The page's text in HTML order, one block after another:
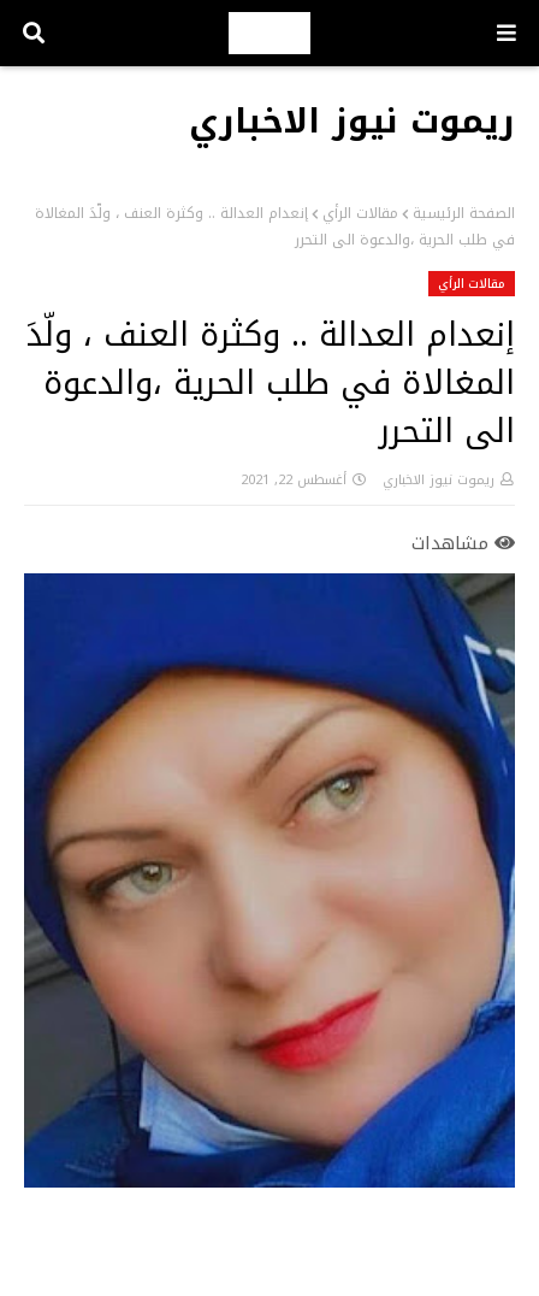
ريموت نيوز الاخباري
الصفحة الرئيسية مقالات الرأي إنعدام العدالة .. وكثرة العنف ، ولّدَ المغالاة
في طلب الحرية ،والدعوة الى التحرر
مقالات الرأي
إنعدام العدالة .. وكثرة العنف ، ولّدَ
المغالاة في طلب الحرية ،والدعوة
الى التحرر
ريموت نيوز الاخباري أغسطس 22, 2021
مشاهدات